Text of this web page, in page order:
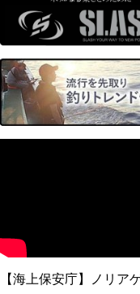
【海上保安庁】ノリア